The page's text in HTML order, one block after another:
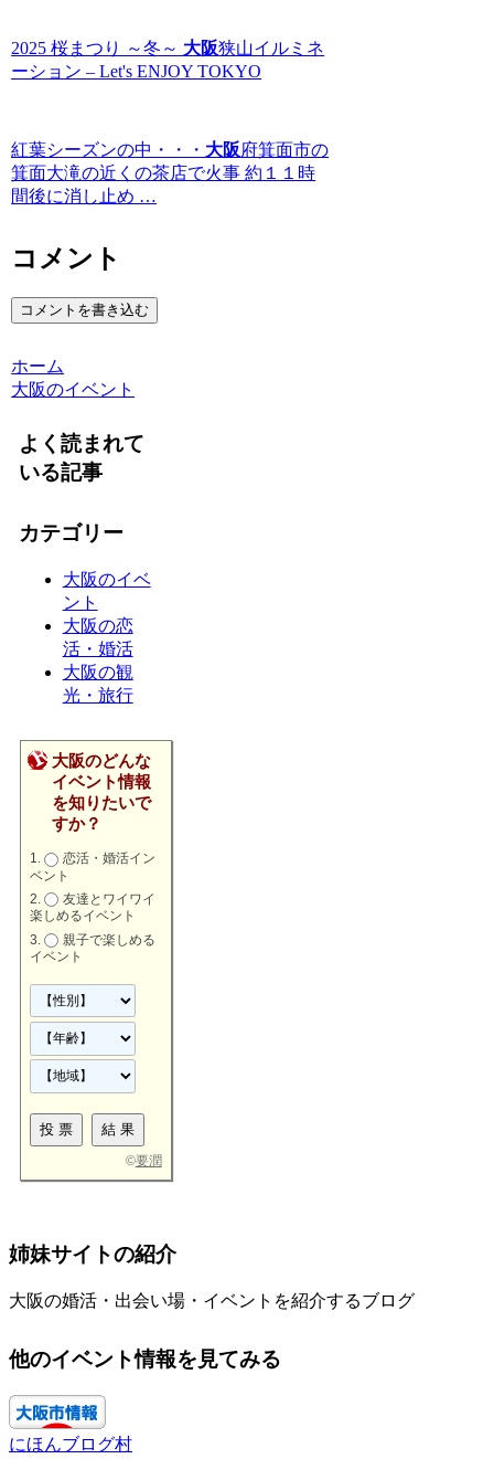
2025 桜まつり ～冬～ 大阪狭山イルミネ
ーション – Let's ENJOY TOKYO
紅葉シーズンの中・・・ 大阪府箕面市の
箕面大滝の近くの茶店で火事 約１１時
間後に消し止め …
コメント
コメントを書き込む
ホーム
大阪のイベント
よく読まれて
いる記事
カテゴリー
大阪のイベ
ント
大阪の恋
活・婚活
大阪の観
光・旅行
大阪のどんな
イベント情報
を知りたいで
すか？
恋活・婚活イン
ベント
友達とワイワイ
楽しめるイベント
親子で楽しめる
イベント
©要潤
姉妹サイトの紹介
大阪の婚活・出会い場・イベントを紹介するブログ
他のイベント情報を見てみる
にほんブログ村